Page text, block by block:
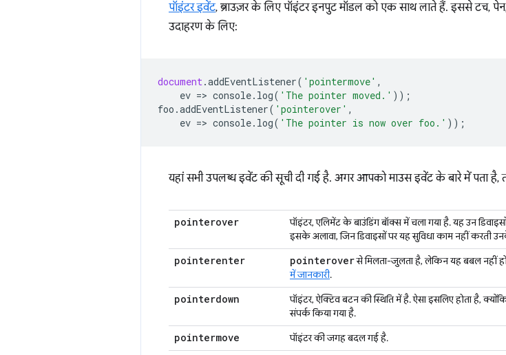
पॉइंटर इवेंट, ब्राउज़र के लिए पॉइंटर इनपुट मॉडल को एक साथ लाते हैं. इससे टच,
उदाहरण के लिए:
document.addEventListener( 'pointermove' ,
ev => console. log( 'The pointer moved.' ));
foo .addEventListener( 'pointerover' ,
ev => console. log( 'The pointer is now over foo.' ));
यहां सभी उपलब्ध इवेंट की सूची दी गई है. अगर आपको माउस इवेंट के बारे में
pointerover
पॉइंटर, एलिमेंट के बाउंडिंग बॉक्स में चला गया है. यह उन
इसके अलावा, जिन डिवाइसों पर यह सुविधा काम नहीं करती
pointerenter pointeroverसे मिलता-जुलता है, लेकिन यह बबल नहीं
में जानकारी.
pointerdown
पॉइंटर, ऐक्टिव बटन की स्थिति में है. ऐसा इसलिए होता है,
संपर्क किया गया है.
pointermove पॉइंटर की जगह बदल गई है.